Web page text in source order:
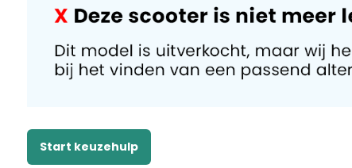
Start keuzehulp